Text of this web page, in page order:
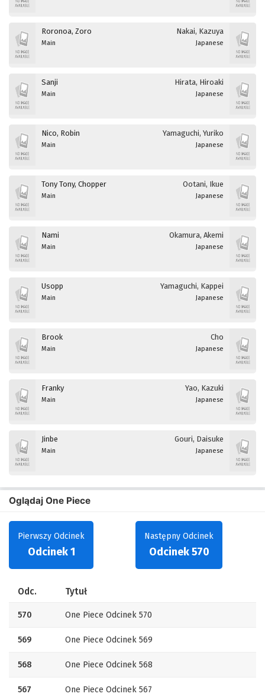
Roronoa, Zoro
Main
Nakai, Kazuya
Japanese
Sanji
Main
Hirata, Hiroaki
Japanese
Nico, Robin
Main
Yamaguchi, Yuriko
Japanese
Tony Tony, Chopper
Main
Ootani, Ikue
Japanese
Nami
Main
Okamura, Akemi
Japanese
Usopp
Main
Yamaguchi, Kappei
Japanese
Brook
Main
Cho
Japanese
Franky
Main
Yao, Kazuki
Japanese
Jinbe
Main
Gouri, Daisuke
Japanese
Oglądaj One Piece
Pierwszy Odcinek
Odcinek 1
Następny Odcinek
Odcinek 570
Odc. Tytuł
570 One Piece Odcinek 570
569 One Piece Odcinek 569
568 One Piece Odcinek 568
567 One Piece Odcinek 567